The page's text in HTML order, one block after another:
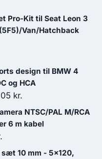
Pro-Kit til Seat Leon 3
Van/Hatchback
kr..
design til BMW 4
og HCA
kr..
kr.
aktuelle
pris
3,799.05 kr..
NTSC/PAL M/RCA
6 m kabel
aktuelle
10 mm - 5x120,